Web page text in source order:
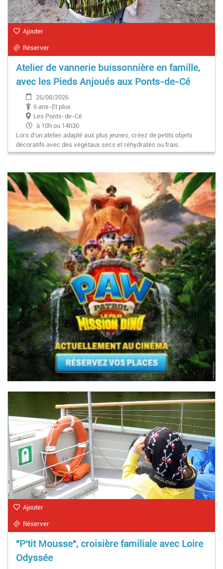
Ajouter
Réserver
Atelier de vannerie buissonnière en famille,
avec les Pieds Anjoués aux Ponts-de-Cé
26/08/2026
6 ans-Et plus
Les Ponts-de-Cé
à 10h ou 14h30
Lors d'un atelier adapté aux plus jeunes, créez de petits objets
décoratifs avec des végétaux secs et réhydratés ou frais.
Ajouter
Réserver
"P'tit Mousse", croisière familiale avec Loire
Odyssée